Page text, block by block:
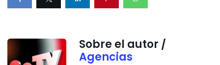
Sobre el autor /
Agencias